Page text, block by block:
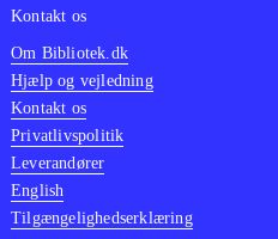
Kontakt os
Om Bibliotek.dk
Hjælp og vejledning
Kontakt os
Privatlivspolitik
Leverandører
English
Tilgængelighedserklæring